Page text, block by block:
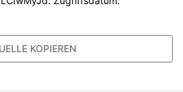
KOPIEREN